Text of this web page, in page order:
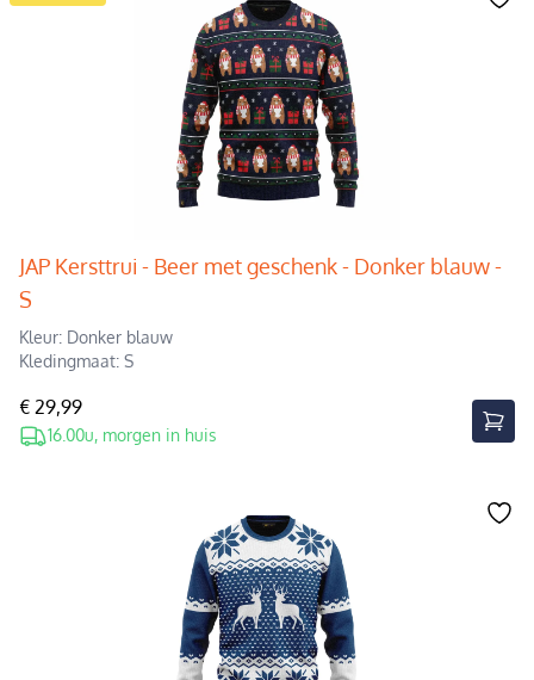
JAP Kersttrui - Beer met geschenk - Donker blauw -
S
Kleur: Donker blauw
Kledingmaat: S
€ 29,99
16.00u, morgen in huis